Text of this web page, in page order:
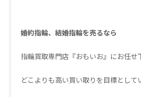
婚約指輪、結婚指輪を売るなら
指輪買取専門店『おもいお』にお任せ
どこよりも高い買い取りを目標として